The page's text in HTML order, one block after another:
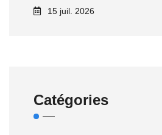
15 juil. 2026
Catégories